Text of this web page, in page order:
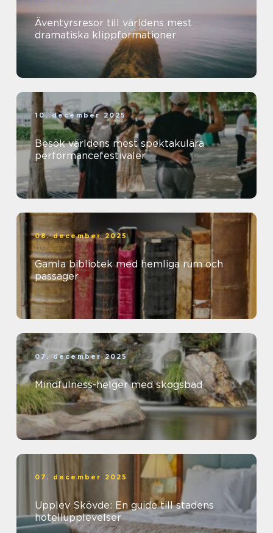
Äventyrsresor till världens mest
dramatiska klippformationer
10. december 2025
Besök världens mest spektakulära
performancefestivaler
08. december 2025
Gamla bibliotek med hemliga rum och
passager
07. december 2025
Mindfulness-helger med skogsbad
07. december 2025
Upplev Skövde: En guide till stadens
hotellupplevelser